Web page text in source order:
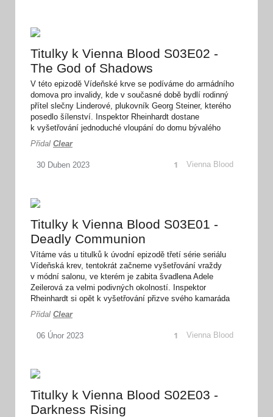
30 Duben 2023
Titulky k Vienna Blood S03E02 -
The God of Shadows
V této epizodě Vídeňské krve se podíváme do armádního
domova pro invalidy, kde v současné době bydlí rodinný
přítel slečny Linderové, plukovník Georg Steiner, kterého
posedlo šílenství. Inspektor Rheinhardt dostane
k vyšetřování jednoduché vloupání do domu bývalého
ministra financí a klinika neurologie dostává nového
vedoucího… Titulky pro vás přeložili Clear a GaRaN_,
omlouvám se za zdržení a přeji příjemnou podívanou! :-)
Přidal Clear
1 Vienna Blood
06 Únor 2023
Titulky k Vienna Blood S03E01 -
Deadly Communion
Vítáme vás u titulků k úvodní epizodě třetí série seriálu
Vídeňská krev, tentokrát začneme vyšetřování vraždy
v módní salonu, ve kterém je zabita švadlena Adele
Zeilerová za velmi podivných okolností. Inspektor
Rheinhardt si opět k vyšetřování přizve svého kamaráda
Maxe Liebermanna… Titulky pro vás přeložili Clear a
GaRaN_. Omluvte zdržení a děkujeme za vaši trpěvělivost.
Pěkně se bavte. :-)
Přidal Clear
1 Vienna Blood
Titulky k Vienna Blood S02E03 -
Darkness Rising